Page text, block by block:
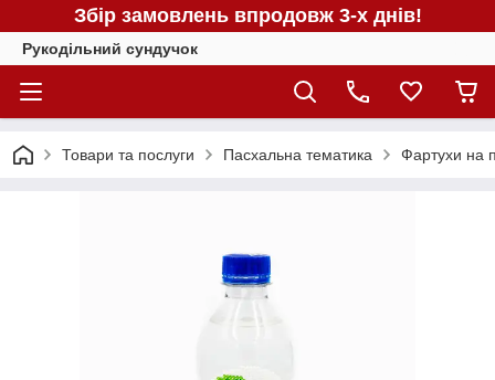
Збір замовлень впродовж 3-х днів!
Рукодільний сундучок
Товари та послуги Пасхальна тематика Фартухи на